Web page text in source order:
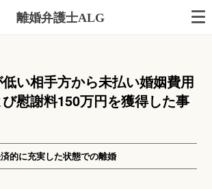
離婚弁護士ALG
い相手方から未払い婚姻費用
慰謝料150万円を獲得した事
的に充実した状態での離婚